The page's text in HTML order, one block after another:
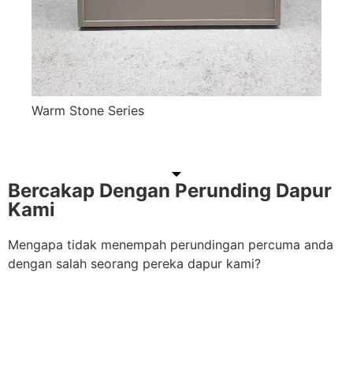
Warm Stone Series
Bercakap Dengan Perunding Dapur
Kami
Mengapa tidak menempah perundingan percuma anda
dengan salah seorang pereka dapur kami?